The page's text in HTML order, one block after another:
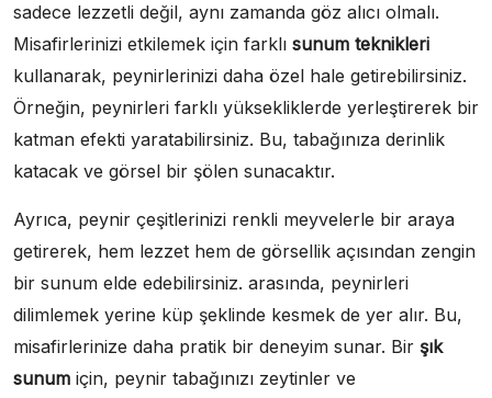
sadece lezzetli değil, aynı zamanda göz alıcı olmalı.
Misafirlerinizi etkilemek için farklı sunum teknikleri
kullanarak, peynirlerinizi daha özel hale getirebilirsiniz.
Örneğin, peynirleri farklı yüksekliklerde yerleştirerek bir
katman efekti yaratabilirsiniz. Bu, tabağınıza derinlik
katacak ve görsel bir şölen sunacaktır.
Ayrıca, peynir çeşitlerinizi renkli meyvelerle bir araya
getirerek, hem lezzet hem de görsellik açısından zengin
bir sunum elde edebilirsiniz. arasında, peynirleri
dilimlemek yerine küp şeklinde kesmek de yer alır. Bu,
misafirlerinize daha pratik bir deneyim sunar. Bir şık
sunum için, peynir tabağınızı zeytinler ve